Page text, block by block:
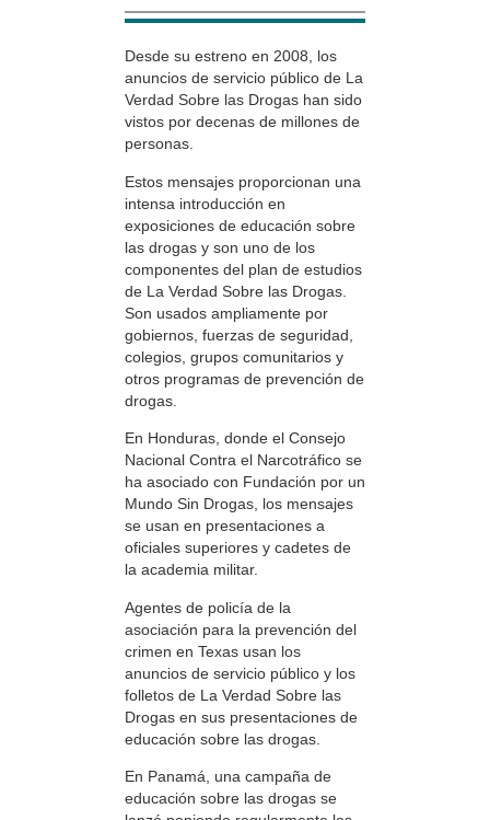
Desde su estreno en 2008, los
anuncios de servicio público de La
Verdad Sobre las Drogas han sido
vistos por decenas de millones de
personas.
Estos mensajes proporcionan una
intensa introducción en
exposiciones de educación sobre
las drogas y son uno de los
componentes del plan de estudios
de La Verdad Sobre las Drogas.
Son usados ampliamente por
gobiernos, fuerzas de seguridad,
colegios, grupos comunitarios y
otros programas de prevención de
drogas.
En Honduras, donde el Consejo
Nacional Contra el Narcotráfico se
ha asociado con Fundación por un
Mundo Sin Drogas, los mensajes
se usan en presentaciones a
oficiales superiores y cadetes de
la academia militar.
Agentes de policía de la
asociación para la prevención del
crimen en Texas usan los
anuncios de servicio público y los
folletos de La Verdad Sobre las
Drogas en sus presentaciones de
educación sobre las drogas.
En Panamá, una campaña de
educación sobre las drogas se